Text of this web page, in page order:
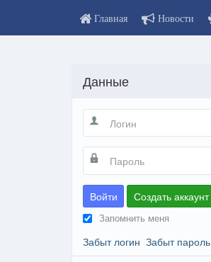
Главная Новости
Данные
Войти Создать аккаунт
Запомнить меня
Забыт логин Забыт пароль